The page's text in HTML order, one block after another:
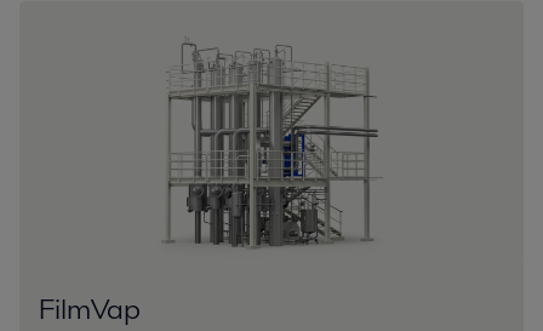
FilmVap